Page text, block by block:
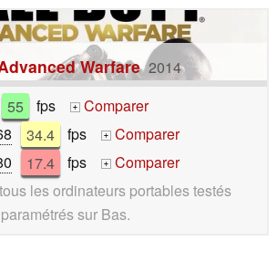
Warfare 2014
55 fps +
Comparer
34.4 fps +
Comparer
17.4 fps +
Comparer
les ordinateurs portables testés
sur Bas.